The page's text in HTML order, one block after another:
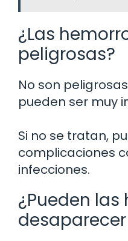
¿Las
peligrosas?
No son
pueden ser muy
Si no se tratan,
complicaciones
infecciones.
¿Pueden